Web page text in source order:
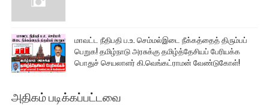
மாவட்ட நீதிபதி ப.உ. செம்மல்இடை நீக்கத்தைத் திரும்பப்
பெறுக! தமிழ்நாடு அரசுக்கு தமிழ்த்தேசியப் பேரியக்க
பொதுச் செயலாளர் கி.வெங்கட்ராமன் வேண்டுகோள்!
அதிகம் படிக்கப்பட்டவை